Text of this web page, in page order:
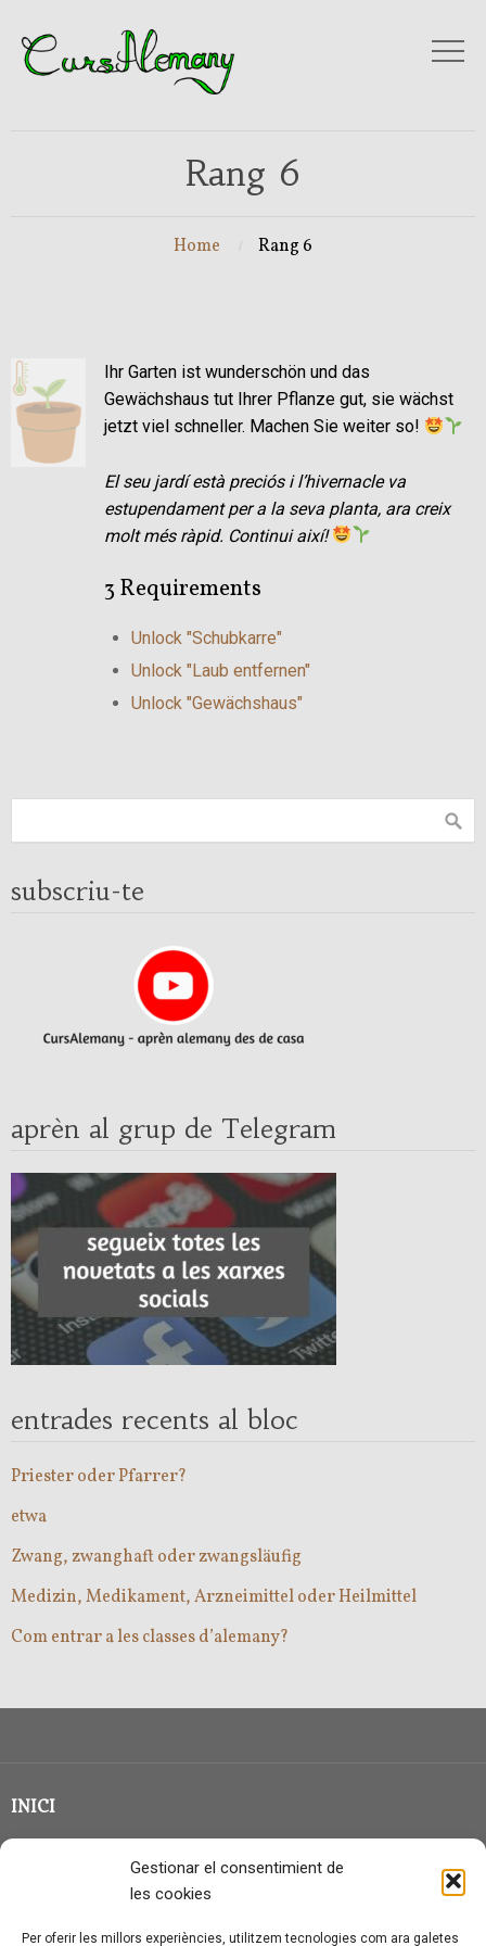
Gestionar el consentimient de
les cookies
Per oferir les millors experiències, utilitzem tecnologies com ara galetes
Rang 6
Home Rang 6
Ihr Garten ist wunderschön und das
Gewächshaus tut Ihrer Pflanze gut, sie wächst
jetzt viel schneller. Machen Sie weiter so!
El seu jardí està preciós i l’hivernacle va
estupendament per a la seva planta, ara creix
molt més ràpid. Continui així!
3 Requirements
Unlock "Schubkarre"
Unlock "Laub entfernen"
Unlock "Gewächshaus"
subscriu-te
aprèn al grup de Telegram
entrades recents al bloc
Priester oder Pfarrer?
etwa
Zwang, zwanghaft oder zwangsläufig
Medizin, Medikament, Arzneimittel oder Heilmittel
Com entrar a les classes d’alemany?
INICI
QUI SOC?